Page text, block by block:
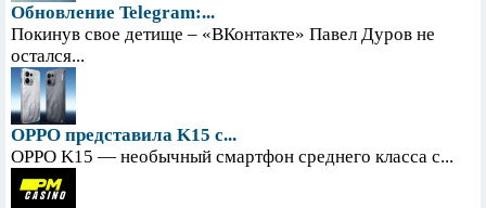
Обновление Telegram:...
Покинув свое детище – «ВКонтакте» Павел Дуров не
остался...
OPPO представила K15 с...
OPPO K15 — необычный смартфон среднего класса с...